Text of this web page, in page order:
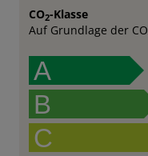
CO2-Klasse
Auf Grundlage der CO
A
B
C